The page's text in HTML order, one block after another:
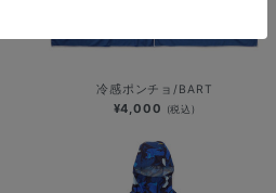
冷感ポンチョ/BART
¥4,000 (税込)